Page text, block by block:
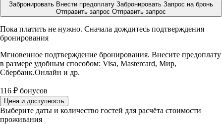
Забронировать Внести предоплату Забронировать Запрос на бронь
Отправить запрос Отправить запрос
Пока платить не нужно. Сначала дождитесь подтверждения
бронирования
Мгновенное подтверждение бронирования. Внесите предоплату
в размере удобным способом: Visa, Mastercard, Мир,
Сбербанк.Онлайн и др.
116 ₽ бонусов
Цена и доступность
Выберите даты и количество гостей для расчёта стоимости
проживания